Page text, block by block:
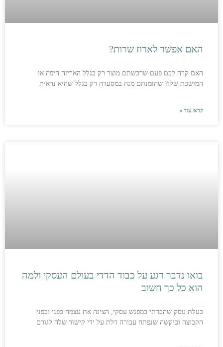
האם אפשר לארוז שרות?
האם קרה לכם פעם שרכשתם מוצר רק בגלל האריזה היפה או
המושכת שלו? שהזמנתם מנה במסעדה רק בגלל שהיא נראית
קרא עוד »
בואו נדבר רגע על כבוד הדדי בעולם העסקי ולמה
הוא כל כך חשוב
בעלת עסק שהכרתי במפגש עסקי, הציגה את עצמה בפני ובפני
הקבוצה וביקשה שנפתח עבורה דלת על ידי קישור שלה לגורם